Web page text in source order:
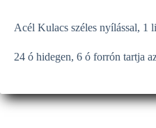
Acél Kulacs széles nyílással, 1
24 ó hidegen, 6 ó forrón tartja